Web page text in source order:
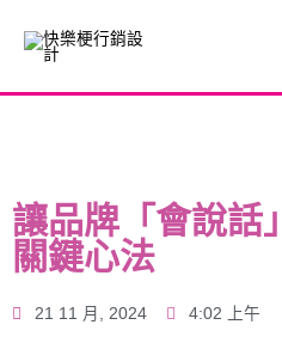
讓品牌「會說話
關鍵心法
21 11 月, 2024 4:02 上午